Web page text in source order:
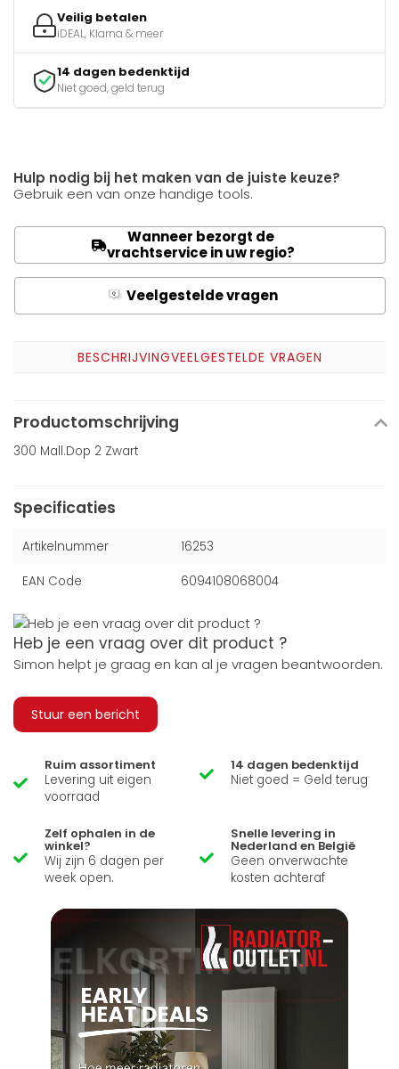
Veilig betalen
iDEAL, Klarna & meer
14 dagen bedenktijd
Niet goed, geld terug
Hulp nodig bij het maken van de juiste keuze?
Gebruik een van onze handige tools.
Wanneer bezorgt de
vrachtservice in uw regio?
Q Veelgestelde vragen
BESCHRIJVINGVEELGESTELDE VRAGEN
Productomschrijving
300 Mall.Dop 2 Zwart
Specificaties
Artikelnummer 16253
EAN Code 6094108068004
Heb je een vraag over dit product ?
Simon helpt je graag en kan al je vragen beantwoorden.
Stuur een bericht
Ruim assortiment
Levering uit eigen
voorraad
14 dagen bedenktijd
Niet goed = Geld terug
Zelf ophalen in de
winkel?
Wij zijn 6 dagen per
week open.
Snelle levering in
Nederland en België
Geen onverwachte
kosten achteraf